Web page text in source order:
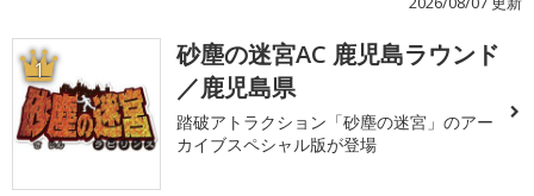
1
砂塵の迷宮AC 鹿児島ラウンド
／鹿児島県
踏破アトラクション「砂塵の迷宮」のアー
カイブスペシャル版が登場